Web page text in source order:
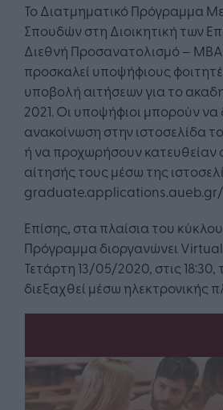
Το Διατμηματικό Πρόγραμμα
Σπουδών στη Διοικητική των
Διεθνή Προσανατολισμό –
προσκαλεί υποψήφιους
υποβολή αιτήσεων για το
2021. Οι υποψήφιοι μπορούν να
ανακοίνωση στην ιστοσελίδα
ή να προχωρήσουν κατευθείαν
αίτησής τους μέσω της
graduate.applications.aueb.gr/
Επίσης, στα πλαίσια του
Πρόγραμμα διοργανώνει
Τετάρτη 13/05/2020, στις 18:30,
διεξαχθεί μέσω ηλεκτρονικής